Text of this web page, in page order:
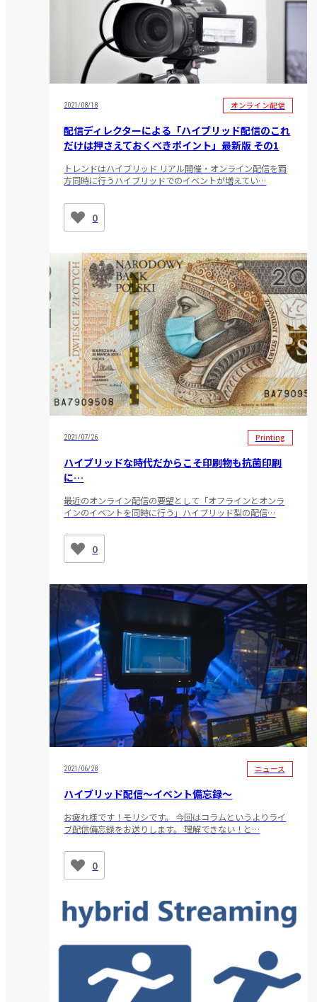
2021/08/18 オンライン配信
配信ディレクターによる「ハイブリッド配信のこれ
だけは押さえておくべきポイント」最新版 その1
トレンドはハイブリッド リアル開催・オンライン配信を両
方同時に行うハイブリッドでのイベントが増えてい…
0
2021/07/26 Printing
ハイブリッドな時代だからこそ印刷物も抗菌印刷
に…
最近のオンライン配信の要望として「オフラインとオンラ
インのイベントを同時に行う」ハイブリッド型の配信…
0
2021/06/28 ニュース
ハイブリッド配信～イベント備忘録～
お疲れ様です！モリシです。 今回はコラムというよりライ
ブ配信備忘録をお送りします。 理解できない！と…
0